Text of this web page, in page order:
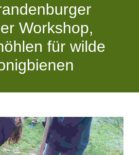
Workshop,
für wilde